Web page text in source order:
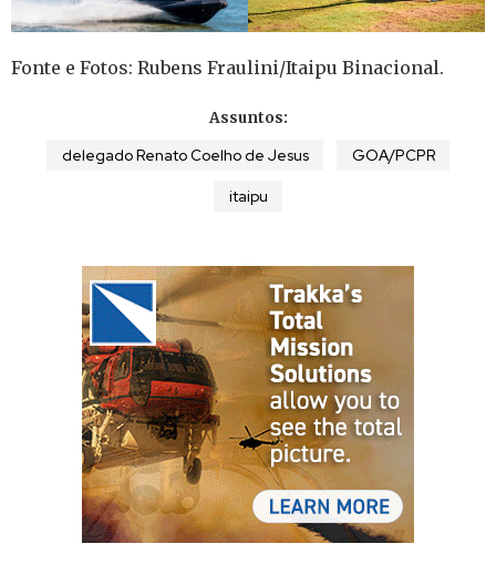
Fonte e Fotos: Rubens Fraulini/Itaipu Binacional.
Assuntos:
delegado Renato Coelho de Jesus GOA/PCPR
itaipu